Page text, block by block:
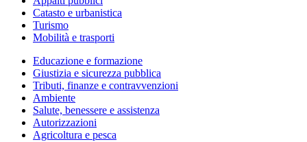
Catasto e urbanistica
Turismo
Mobilità e trasporti
Educazione e formazione
Giustizia e sicurezza pubblica
Tributi, finanze e contravvenzioni
Ambiente
Salute, benessere e assistenza
Autorizzazioni
Agricoltura e pesca